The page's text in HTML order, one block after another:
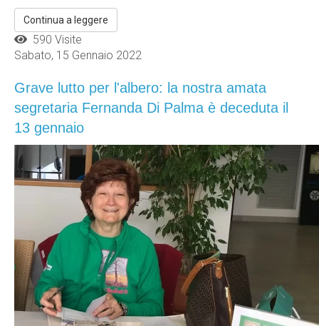
Continua a leggere
590 Visite
Sabato, 15 Gennaio 2022
Grave lutto per l'albero: la nostra amata
segretaria Fernanda Di Palma è deceduta il
13 gennaio